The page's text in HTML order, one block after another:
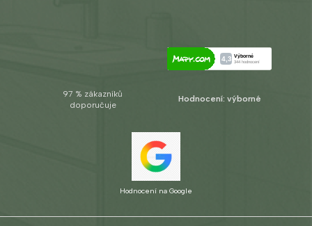
97 % zákazníků
doporučuje
Hodnocení: výborné
Hodnocení na Google